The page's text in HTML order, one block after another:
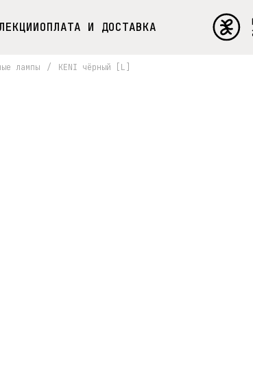
ОПЛАТА И ДОСТАВКА
лампы / KENI чёрный [L]